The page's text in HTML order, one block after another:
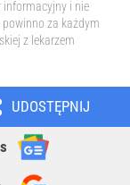
informacyjny i nie
za każdym
z lekarzem
UDOSTĘPNIJ